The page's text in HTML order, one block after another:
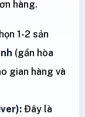
hàng.
1-2 sản
(gần hòa
gian hàng và
Đây là